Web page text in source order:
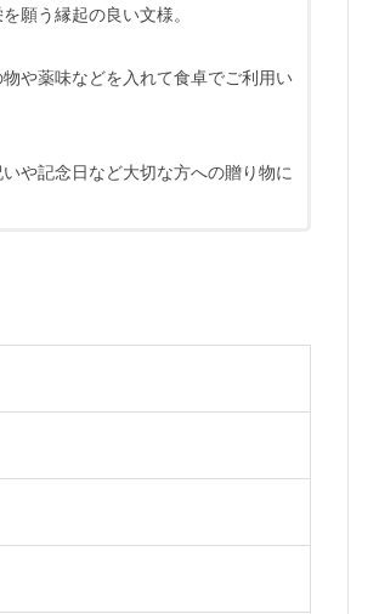
願う縁起の良い文様。
や薬味などを入れて食卓でご利用い
や記念日など大切な方への贈り物に